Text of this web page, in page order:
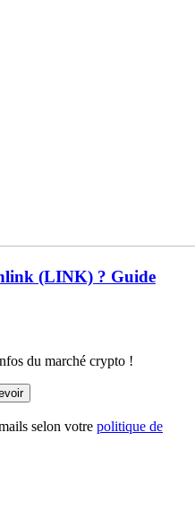
(LINK) ? Guide
du marché crypto !
selon votre politique de